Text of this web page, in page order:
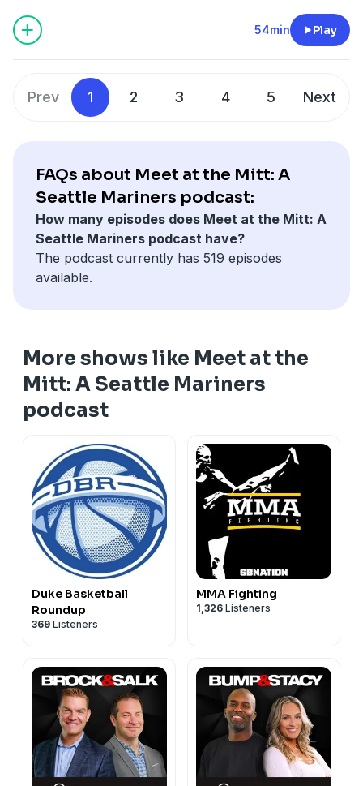
54min Play
Prev 1 2 3 4 5 Next
FAQs about Meet at the Mitt: A
Seattle Mariners podcast:
How many episodes does Meet at the Mitt: A
Seattle Mariners podcast have?
The podcast currently has 519 episodes
available.
More shows like Meet at the
Mitt: A Seattle Mariners
podcast
Duke Basketball
Roundup
369 Listeners
MMA Fighting
1,326 Listeners